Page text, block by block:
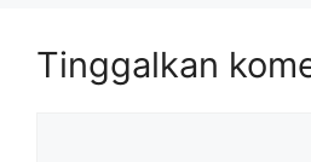
Tinggalkan